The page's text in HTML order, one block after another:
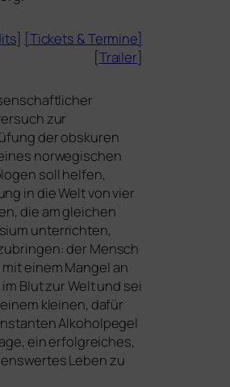
] [Tickets &Termine]
[Trailer]
zur
der obsku­ren
nor­we­gi­schen
soll hel­fen,
in die Welt von vier
die am glei­chen
unter­rich­ten,
der Mensch
einem Mangel an
Blut zur Welt und sei
klei­nen, dafür
Alkoholpegel
ein erfolg­rei­ches,
Leben zu